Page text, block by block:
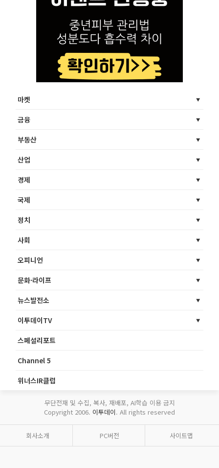
마켓
금융
부동산
산업
경제
국제
정치
사회
오피니언
문화·라이프
뉴스발전소
이투데이TV
스페셜리포트
Channel 5
위너스IR클럽
무단전재 및 수집, 복사, 재배포, AI학습 이용 금지
Copyright 2006. 이투데이. All rights reserved
회사소개 PC버전 사이트맵